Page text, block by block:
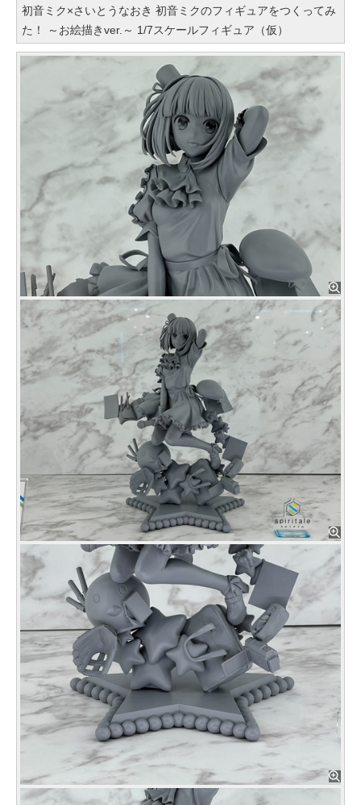
初音ミク×さいとうなおき 初音ミクのフィギュアをつくってみ
た！ ～お絵描きver.～ 1/7スケールフィギュア（仮）